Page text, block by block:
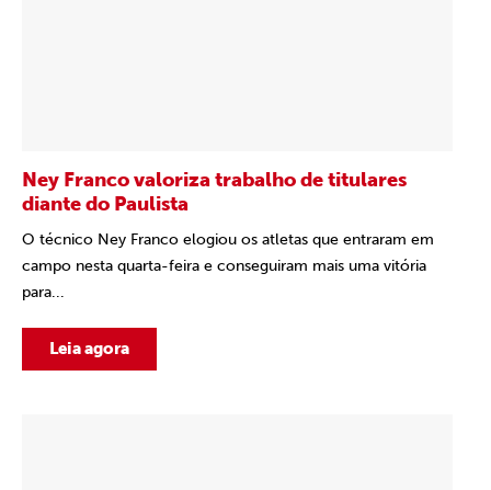
Ney Franco valoriza trabalho de titulares
diante do Paulista
O técnico Ney Franco elogiou os atletas que entraram em
campo nesta quarta-feira e conseguiram mais uma vitória
para...
Leia agora